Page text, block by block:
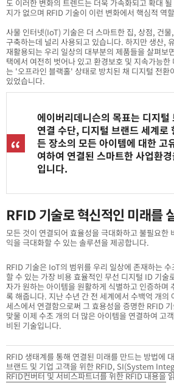
도 이러한 변화의 트렌드는 더욱 가속화되고 확대
지가 없으며 RFID 기술이 이런 변화에서 핵심적 역
사물 인터넷(IoT) 기술은 더 스마트한 집, 상점, 건
구축하는데 널리 사용되고 있습니다. 하지만 생산,
재활용되는 우리 일상의 대부분의 제품들을 살펴보
택에서 여전히 벗어나 있고 환경보호 및 지속가능
는 '오프라인 블랙홀' 상태로 방치된 채 디지털 전환
있었습니다.
에이버리데니슨의 목표는 디지
연결 수단, 디지털 브랜드 세계로
든 장소의 모든 아이템에 대한 고
여하여 연결된 스마트한 사업환
입니다.
RFID 기술로 혁신적인 미래를
모든 것이 연결되어 효율성을 극대화하고 불필요한
익을 극대화할 수 있는 솔루션을 제공합니다.
RFID 기술은 IoT의 범위를 우리 일상에 존재하는
할 수 있는 가장 비용 효율적인 무선 디지털 ID 기술
자가 원하는 아이템을 원활하게 식별하고 인증하며
록 해줍니다. 지난 수년 간 전 세계에서 수백억 개의
세스에서 연결함으로써 그 효용성을 증명한 RFID
맞물 이제 수조 개의 더 많은 아이템을 연결하여 고
비된 기술입니다.
RFID 생태계를 통해 연결된 미래를 만드는 방법에
브랜드 및 기업 고객을 위한 RFID, SI(System
RFID컨버터 및 서비스파트너를 위한 RFID 내용을